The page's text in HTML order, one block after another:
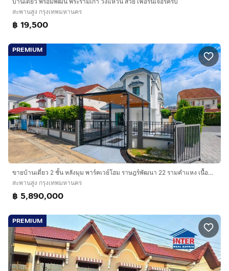
สะพานสูง กรุงเทพมหานคร
฿ 19,500
PREMIUM
ขายบ้านเดี่ยว 2 ชั้น หลังมุม พาร์คเวย์โฮม ราษฎร์พัฒนา 22 รามคำแหง เนื้อที่ 59.3 ตร.ว. 4 นอน 3 น้ำ
สะพานสูง กรุงเทพมหานคร
฿ 5,890,000
PREMIUM